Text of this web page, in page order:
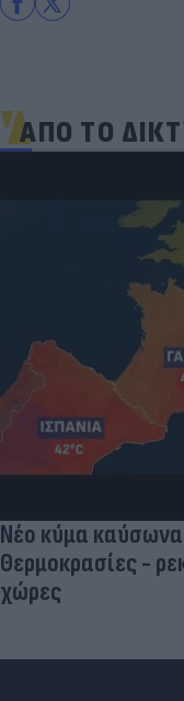
ΑΠΟ ΤΟ
Νέο κύμα
Θερμοκρασίες -
χώρες